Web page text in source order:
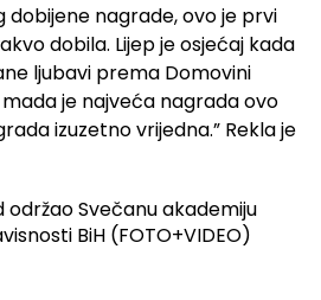
dobijene nagrade, ovo je prvi
dobila. Lijep je osjećaj kada
ljubavi prema Domovini
je najveća nagrada ovo
izuzetno vrijedna.” Rekla je